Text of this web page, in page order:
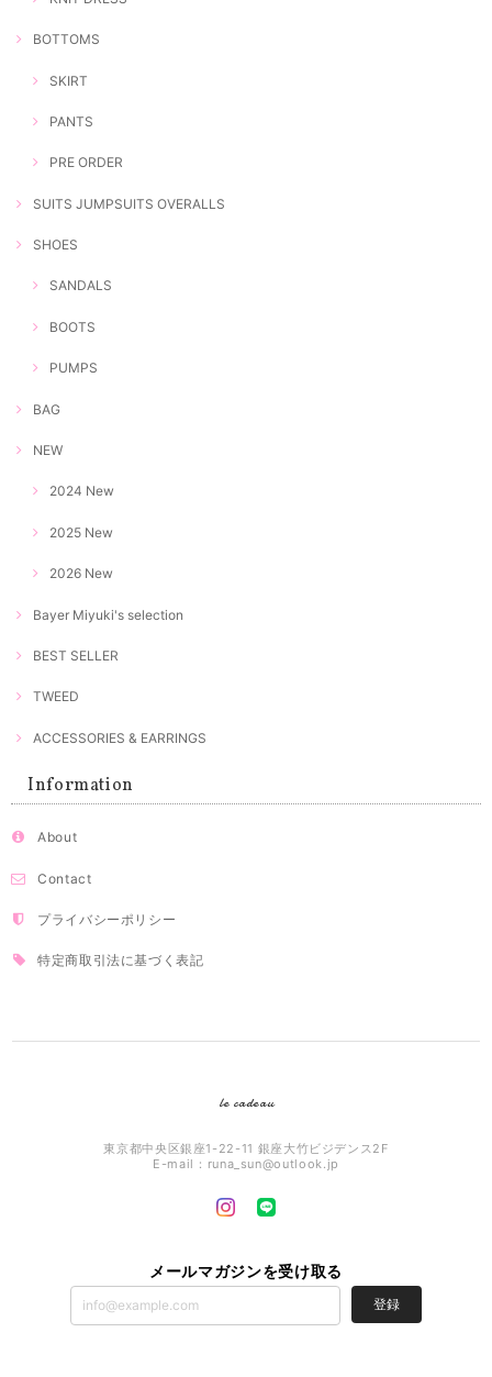
BOTTOMS
SKIRT
PANTS
PRE ORDER
SUITS JUMPSUITS OVERALLS
SHOES
SANDALS
BOOTS
PUMPS
BAG
NEW
2024 New
2025 New
2026 New
Bayer Miyuki's selection
BEST SELLER
TWEED
ACCESSORIES & EARRINGS
Information
About
Contact
プライバシーポリシー
特定商取引法に基づく表記
le cadeau
東京都中央区銀座1-22-11 銀座大竹ビジデンス2F
E-mail： runa_sun@outlook.jp
メールマガジンを受け取る
登録